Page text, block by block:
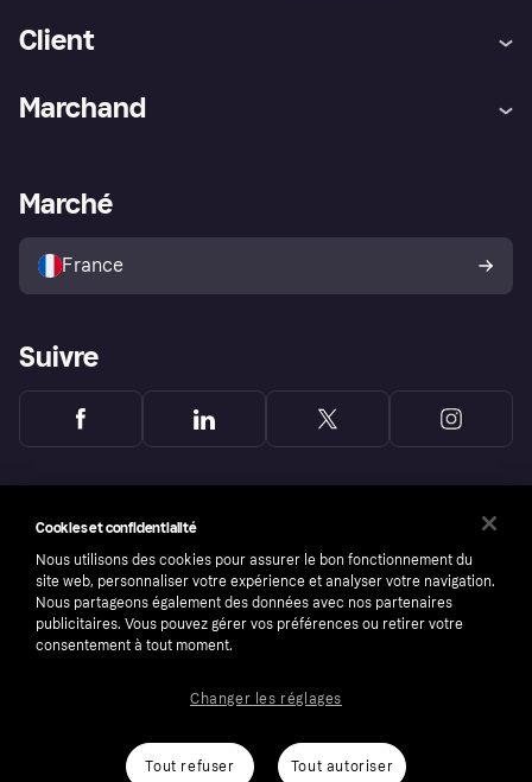
Client
Explorez les magasins
Politique de protection de
l’acheteur Klarna
Marchand
Portail Marchand
Marché
France
Suivre
number: 556737-0431
Cookies et confidentialité
Nous utilisons des cookies pour assurer le bon fonctionnement du
site web, personnaliser votre expérience et analyser votre navigation.
Nous partageons également des données avec nos partenaires
publicitaires. Vous pouvez gérer vos préférences ou retirer votre
consentement à tout moment.
Tout refuser Tout autoriser
Changer les réglages